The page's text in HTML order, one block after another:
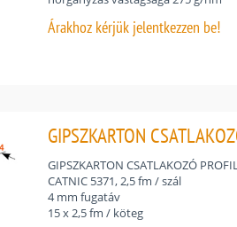
Árakhoz kérjük jelentkezzen be!
GIPSZKARTON
GIPSZKARTON CSATLAKOZÓ
CATNIC 5371, 2,5 fm / szál
4 mm fugatáv
15 x 2,5 fm / köteg